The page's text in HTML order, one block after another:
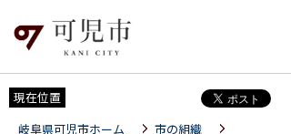
現在位置
岐阜県可児市ホーム
市の組織